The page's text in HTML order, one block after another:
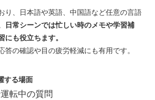
り、日本語や英語、中国語など任意の言語
日常シーンでは忙しい時のメモや学習補
にも役立ちます。
答の確認や目の疲労軽減にも有用です。
する場面
転中の質問